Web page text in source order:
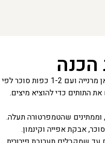
הכנה
מערבבים בקערה את התותים עם גראן מרנייה ועם 1-2 כפות סוכר לפי
התותים כדי להוציא מיצים.
קמח, עם סוכר, אבקת אפייה וקינמון.